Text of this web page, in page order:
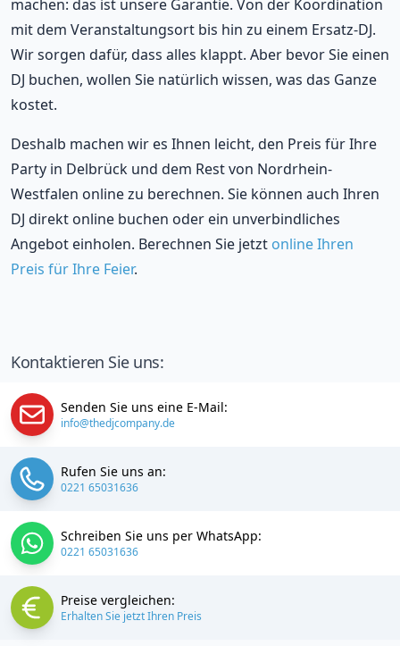
machen: das ist unsere Garantie. Von der Koordination
mit dem Veranstaltungsort bis hin zu einem Ersatz-DJ.
Wir sorgen dafür, dass alles klappt. Aber bevor Sie einen
DJ buchen, wollen Sie natürlich wissen, was das Ganze
kostet.
Deshalb machen wir es Ihnen leicht, den Preis für Ihre
Party in Delbrück und dem Rest von Nordrhein-
Westfalen online zu berechnen. Sie können auch Ihren
DJ direkt online buchen oder ein unverbindliches
Angebot einholen. Berechnen Sie jetzt online Ihren
Preis für Ihre Feier.
Kontaktieren Sie uns:
Senden Sie uns eine E-Mail:
info@thedjcompany.de
Rufen Sie uns an:
0221 65031636
Schreiben Sie uns per WhatsApp:
0221 65031636
Preise vergleichen:
Erhalten Sie jetzt Ihren Preis